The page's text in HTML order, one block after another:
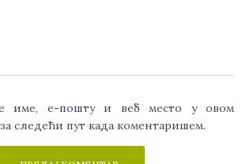
име, е-пошту и веб место у овом
следећи пут када коментаришем.